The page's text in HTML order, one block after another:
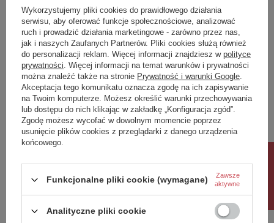
Klasa Energetyczna -
kWh/1000h N/A
Potrzebujesz pomocy? Masz pytania?
Zadaj pytanie a my odpowiemy niezwłocznie,
najciekawsze pytania i odpowiedzi publikując
dla innych.
Zadaj pytanie
Napisz swoją opinię
Twoja ocena:
5/5
Wykorzystujemy pliki cookies do prawidłowego działania
serwisu, aby oferować funkcje społecznościowe, analizować
ruch i prowadzić działania marketingowe - zarówno przez nas,
jak i naszych Zaufanych Partnerów. Pliki cookies służą również
do personalizacji reklam. Więcej informacji znajdziesz w polityce
prywatności . Więcej informacji na temat warunków i prywatności
można znaleźć także na stronie Prywatność i warunki Google
Akceptacja tego komunikatu oznacza zgodę na ich zapisywanie
na Twoim komputerze. Możesz określić warunki przechowywania
lub dostępu do nich klikając w zakładkę „Konfiguracja zgód”.
Zgodę możesz wycofać w dowolnym momencie poprzez
usunięcie plików cookies z przeglądarki z danego urządzenia
końcowego.
Funkcjonalne pliki cookie (wymagane)
Zawsze
aktywne
Analityczne pliki cookie